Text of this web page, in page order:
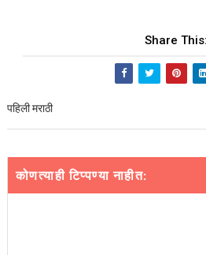
Share This:
पहिली मराठी
कोणत्याही टिप्पण्‍या नाहीत: